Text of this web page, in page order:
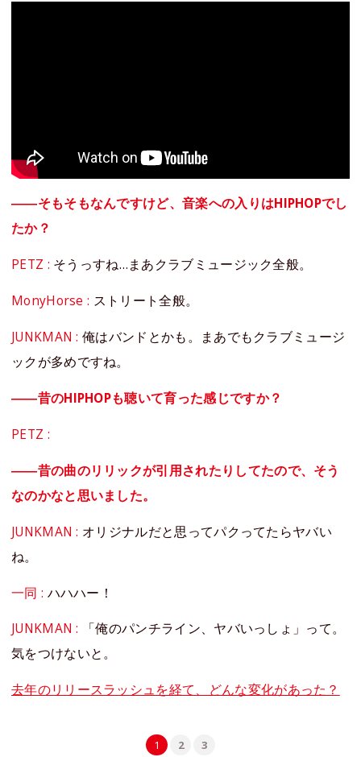
――そもそもなんですけど、音楽への入りはHIPHOPでし
たか？
PETZ : そうっすね…まあクラブミュージック全般。
MonyHorse : ストリート全般。
JUNKMAN :俺はバンドとかも。まあでもクラブミュージ
ックが多めですね。
――昔のHIPHOPも聴いて育った感じですか？
PETZ :
――昔の曲のリリックが引用されたりしてたので、そう
なのかなと思いました。
JUNKMAN : オリジナルだと思ってパクってたらヤバい
ね。
一同 : ハハハー！
JUNKMAN :
「俺のパンチライン、ヤバいっしょ」って。
気をつけないと。
去年のリリースラッシュを経て、どんな変化があった？
1 2 3